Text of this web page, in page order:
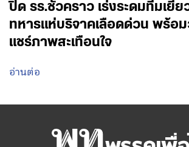
ปิด รร.ชั่วคราว เร่งระดมทีมเยีย
ทหารแห่บริจาคเลือดด่วน พร้อ
แชร์ภาพสะเทือนใจ
อ่านต่อ